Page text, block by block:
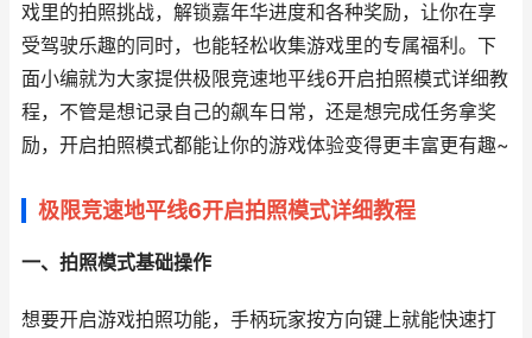
戏里的拍照挑战，解锁嘉年华进度和各种奖励，让你在享
受驾驶乐趣的同时，也能轻松收集游戏里的专属福利。下
面小编就为大家提供极限竞速地平线6开启拍照模式详细教
程，不管是想记录自己的飙车日常，还是想完成任务拿奖
励，开启拍照模式都能让你的游戏体验变得更丰富更有趣~
极限竞速地平线6开启拍照模式详细教程
一、拍照模式基础操作
想要开启游戏拍照功能，手柄玩家按方向键上就能快速打